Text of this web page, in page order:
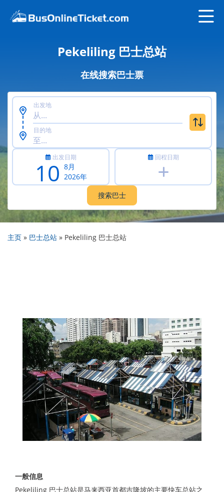
Pekeliling 巴士总站
在线搜索巴士票
出发地
目的地
出发日期
10 8月
2026年
回程日期
主页 » 巴士总站 » Pekeliling 巴士总站
一般信息
Pekeliling 巴士总站是马来西亚首都吉隆坡的主要快车总站之